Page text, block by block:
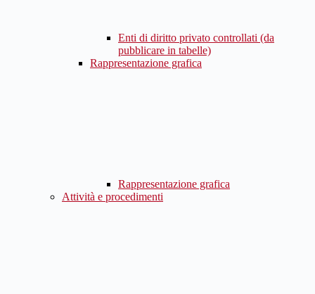
Enti di diritto privato controllati (da
pubblicare in tabelle)
Rappresentazione grafica
Rappresentazione grafica
Attività e procedimenti